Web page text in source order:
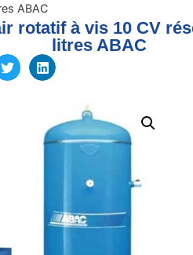
ABAC
rotatif à vis 10 CV
litres ABAC